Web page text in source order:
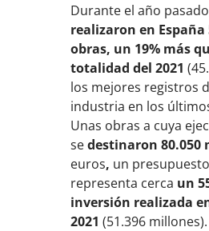
Durante el año
realizaron en España
obras, un 19% más
totalidad del 2021
los mejores registros
industria en los
Unas obras a cuya
sedestinaron 80.050
euros, un
representa cerca un
inversión realizada
2021 (51.396 millones).